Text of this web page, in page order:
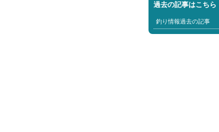
過去の記事はこちら
釣り情報過去の記事